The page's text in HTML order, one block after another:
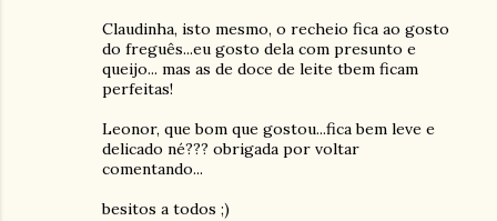
Claudinha, isto mesmo, o recheio fica ao gosto
do freguês...eu gosto dela com presunto e
queijo... mas as de doce de leite tbem ficam
perfeitas!
Leonor, que bom que gostou...fica bem leve e
delicado né??? obrigada por voltar
comentando...
besitos a todos ;)